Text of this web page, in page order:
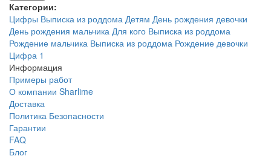
Категории:
Цифры Выписка из роддома Детям День рождения девочки
День рождения мальчика Для кого Выписка из роддома
Рождение мальчика Выписка из роддома Рождение девочки
Цифра 1
Информация
Примеры работ
О компании Sharlime
Доставка
Политика Безопасности
Гарантии
FAQ
Блог